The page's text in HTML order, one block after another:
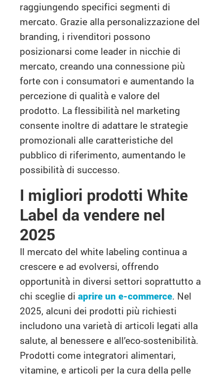
raggiungendo specifici segmenti di
mercato. Grazie alla personalizzazione del
branding, i rivenditori possono
posizionarsi come leader in nicchie di
mercato, creando una connessione più
forte con i consumatori e aumentando la
percezione di qualità e valore del
prodotto. La flessibilità nel marketing
consente inoltre di adattare le strategie
promozionali alle caratteristiche del
pubblico di riferimento, aumentando le
possibilità di successo.
I migliori prodotti White
Label da vendere nel
2025
Il mercato del white labeling continua a
crescere e ad evolversi, offrendo
opportunità in diversi settori soprattutto a
chi sceglie di aprire un e-commerce. Nel
2025, alcuni dei prodotti più richiesti
includono una varietà di articoli legati alla
salute, al benessere e all’eco-sostenibilità.
Prodotti come integratori alimentari,
vitamine, e articoli per la cura della pelle